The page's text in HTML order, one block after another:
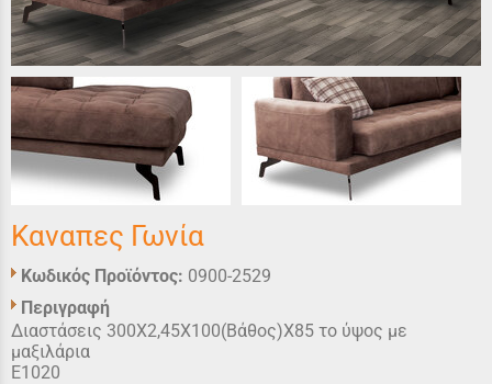
Καναπες Γωνία
Κωδικός Προϊόντος: 0900-2529
Περιγραφή
Διαστάσεις 300Χ2,45Χ100(Βάθος)Χ85 το ύψος με
μαξιλάρια
Ε1020